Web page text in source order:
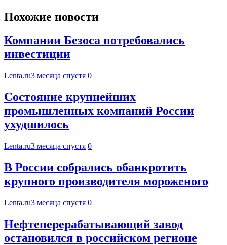
Похожие новости
Компании Безоса потребовались
инвестиции
Lenta.ru3 месяца спустя 0
Состояние крупнейших
промышленных компаний России
ухудшилось
Lenta.ru3 месяца спустя 0
В России собрались обанкротить
крупного производителя мороженого
Lenta.ru3 месяца спустя 0
Нефтеперерабатывающий завод
остановился в российском регионе